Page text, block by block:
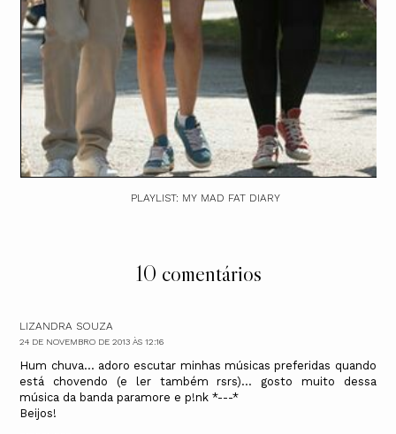
PLAYLIST: MY MAD FAT DIARY
10 comentários
LIZANDRA SOUZA
24 DE NOVEMBRO DE 2013 ÀS 12:16
Hum chuva... adoro escutar minhas músicas preferidas quando
está chovendo (e ler também rsrs)... gosto muito dessa
música da banda paramore e p!nk *---*
Beijos!